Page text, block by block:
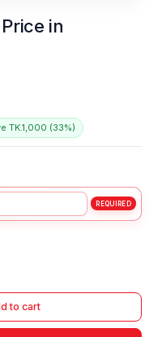
in
TK.1,000 (33%)
to cart